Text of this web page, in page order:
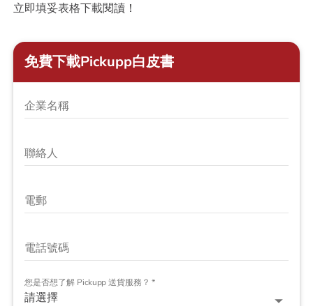
立即填妥表格下載閱讀！
免費下載Pickupp白皮書
企業名稱
聯絡人
電郵
電話號碼
您是否想了解 Pickupp 送貨服務？ *
請選擇